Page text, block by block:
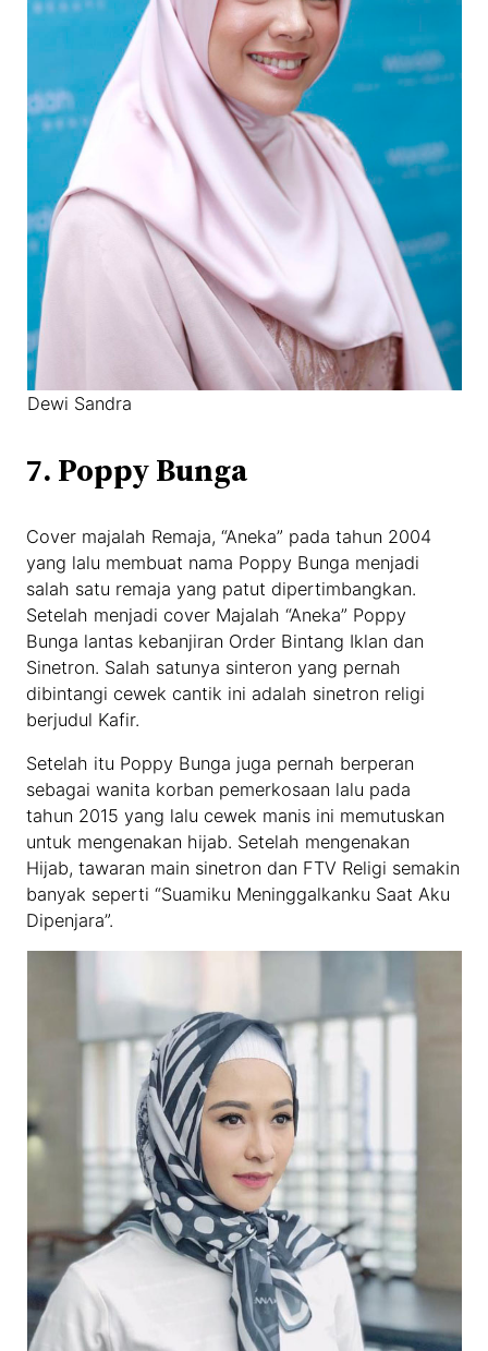
Dewi Sandra
7. Poppy Bunga
Cover majalah Remaja, “Aneka” pada tahun 2004
yang lalu membuat nama Poppy Bunga menjadi
salah satu remaja yang patut dipertimbangkan.
Setelah menjadi cover Majalah “Aneka” Poppy
Bunga lantas kebanjiran Order Bintang Iklan dan
Sinetron. Salah satunya sinteron yang pernah
dibintangi cewek cantik ini adalah sinetron religi
berjudul Kafir.
Setelah itu Poppy Bunga juga pernah berperan
sebagai wanita korban pemerkosaan lalu pada
tahun 2015 yang lalu cewek manis ini memutuskan
untuk mengenakan hijab. Setelah mengenakan
Hijab, tawaran main sinetron dan FTV Religi semakin
banyak seperti “Suamiku Meninggalkanku Saat Aku
Dipenjara”.